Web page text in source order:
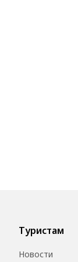
Туристам
Новости